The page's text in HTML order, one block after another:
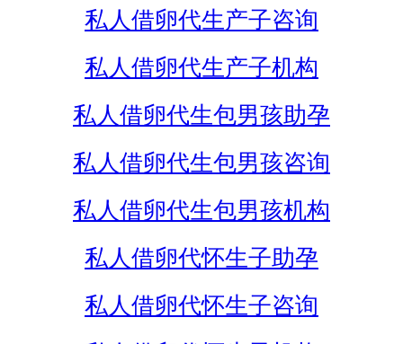
私人借卵代生产子咨询
私人借卵代生产子机构
私人借卵代生包男孩助孕
私人借卵代生包男孩咨询
私人借卵代生包男孩机构
私人借卵代怀生子助孕
私人借卵代怀生子咨询